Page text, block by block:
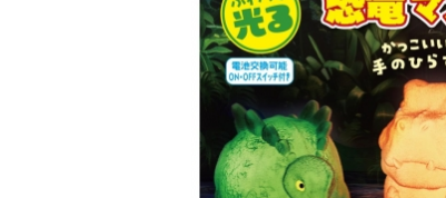
カプセルトイマシン本体